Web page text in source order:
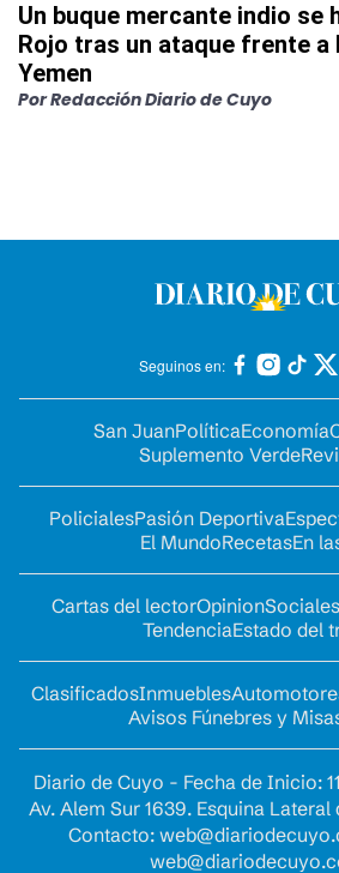
Un buque mercante indio se
Rojo tras un ataque frente a
Yemen
PorRedacción Diario de Cuyo
Seguinos en:
San JuanPolíticaEconomía
Suplemento Verde
PolicialesPasión Deportiva
El MundoRecetasEn
Cartas del lectorOpinionSociales
TendenciaEstado del
ClasificadosInmuebles
Avisos Fúnebres y
Diario de Cuyo - Fecha de Inicio:
Av. Alem Sur 1639. Esquina
Contacto: